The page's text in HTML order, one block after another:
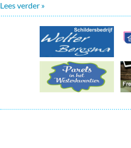
Lees verder »